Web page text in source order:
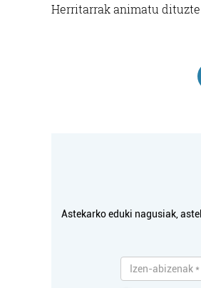
Herritarrak animatu
Astekarko eduki nagusiak,